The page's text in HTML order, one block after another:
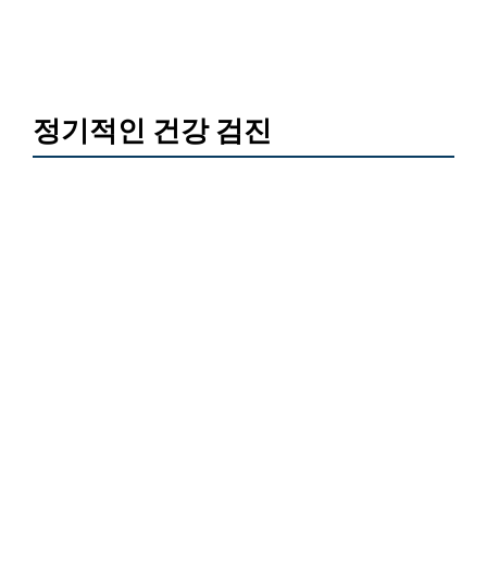
정기적인 건강 검진